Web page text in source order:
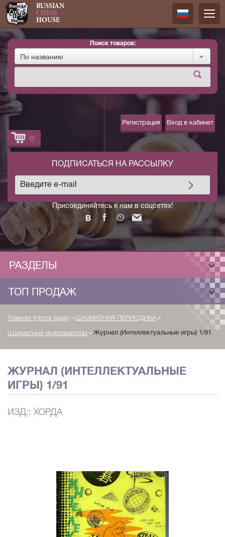
RUSSIAN
CHESS
HOUSE
Русский
Поиск товаров:
По названию
Регистрация Вход в кабинет
0
Присоединяйтесь к нам в соцсетях!
ПОДПИСАТЬСЯ НА РАССЫЛКУ
РАЗДЕЛЫ
ТОП ПРОДАЖ
Главная (Home page) » ШАХМАТНАЯ ПЕРИОДИКА »
Шахматные информаторы » Журнал (Интеллектуальные игры) 1/91
ЖУРНАЛ (ИНТЕЛЛЕКТУАЛЬНЫЕ
ИГРЫ) 1/91
ИЗД:: ХОРДА